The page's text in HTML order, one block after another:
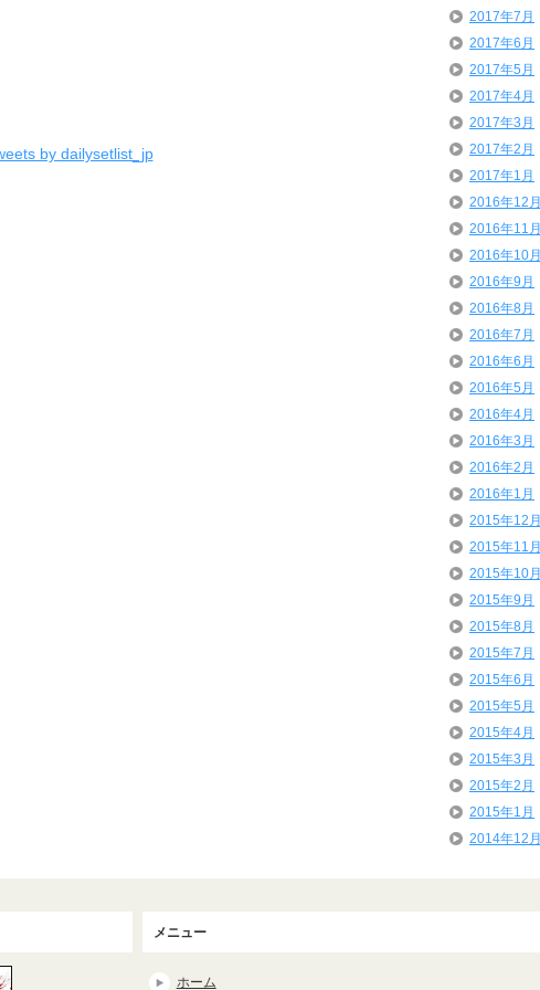
by dailysetlist_jp
2017年7月
2017年6月
2017年5月
2017年4月
2017年3月
2017年2月
2017年1月
2016年12月
2016年11月
2016年10月
2016年9月
2016年8月
2016年7月
2016年6月
2016年5月
2016年4月
2016年3月
2016年2月
2016年1月
2015年12月
2015年11月
2015年10月
2015年9月
2015年8月
2015年7月
2015年6月
2015年5月
2015年4月
2015年3月
2015年2月
2015年1月
2014年12月
メニュー
ホーム